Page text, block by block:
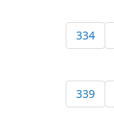
334
339